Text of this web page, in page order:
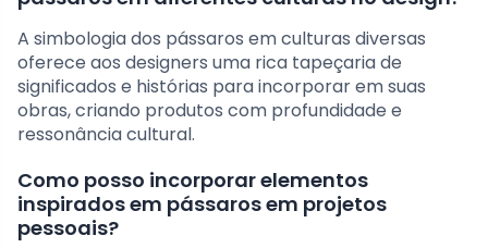
A simbologia dos pássaros em culturas diversas
oferece aos designers uma rica tapeçaria de
significados e histórias para incorporar em suas
obras, criando produtos com profundidade e
ressonância cultural.
Como posso incorporar elementos
inspirados em pássaros em projetos
pessoais?